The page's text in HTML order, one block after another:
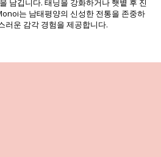
남깁니다. 태닝을 강화하거나 햇볕 후 진
는 남태평양의 신성한 전통을 존중하
러운 감각 경험을 제공합니다.